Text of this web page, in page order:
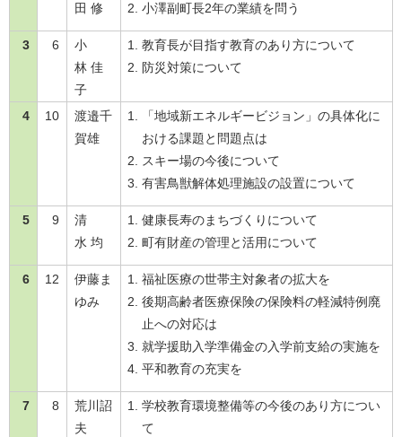
田 修
小澤副町長2年の業績を問う
3 6
小
林 佳
子
教育長が目指す教育のあり方について
防災対策について
4 10
渡邉千
賀雄
「地域新エネルギービジョン」の具体化に
おける課題と問題点は
スキー場の今後について
有害鳥獣解体処理施設の設置について
5 9
清
水 均
健康長寿のまちづくりについて
町有財産の管理と活用について
6 12
伊藤ま
ゆみ
福祉医療の世帯主対象者の拡大を
後期高齢者医療保険の保険料の軽減特例廃
止への対応は
就学援助入学準備金の入学前支給の実施を
平和教育の充実を
7 8
荒川詔
夫
学校教育環境整備等の今後のあり方につい
て